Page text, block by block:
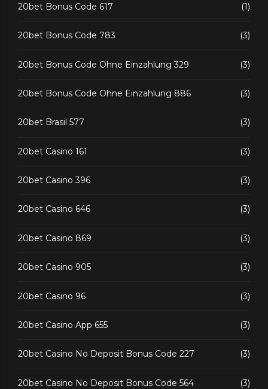
20bet Bonus Code 617 (1)
20bet Bonus Code 783 (3)
20bet Bonus Code Ohne Einzahlung 329 (3)
20bet Bonus Code Ohne Einzahlung 886 (3)
20bet Brasil 577 (3)
20bet Casino 161 (3)
20bet Casino 396 (3)
20bet Casino 646 (3)
20bet Casino 869 (3)
20bet Casino 905 (3)
20bet Casino 96 (3)
20bet Casino App 655 (3)
20bet Casino No Deposit Bonus Code 227 (3)
20bet Casino No Deposit Bonus Code 564 (3)